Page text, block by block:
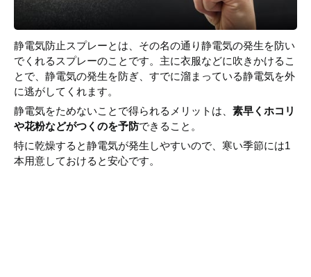
静電気防止スプレーとは、その名の通り静電気の発生を防い
でくれるスプレーのことです。主に衣服などに吹きかけるこ
とで、静電気の発生を防ぎ、すでに溜まっている静電気を外
に逃がしてくれます。
静電気をためないことで得られるメリットは、 素早くホコリ
や花粉などがつくのを予防できること。
特に乾燥すると静電気が発生しやすいので、寒い季節には1
本用意しておけると安心です。